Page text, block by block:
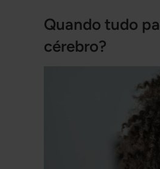
Quando tudo
cérebro?